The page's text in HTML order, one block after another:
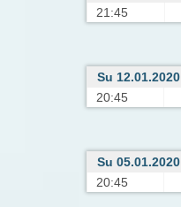
21:45
Su 12.01.2020
20:45
Su 05.01.2020
20:45